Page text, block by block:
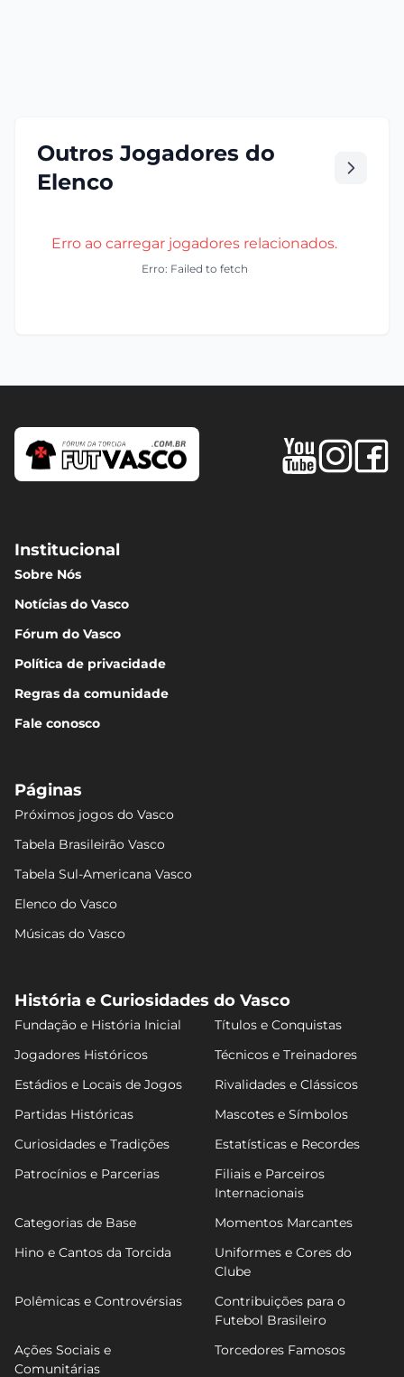
Outros Jogadores do
Elenco
Erro ao carregar jogadores relacionados.
Erro: Failed to fetch
Institucional
Sobre Nós
Notícias do Vasco
Fórum do Vasco
Política de privacidade
Regras da comunidade
Fale conosco
Páginas
Próximos jogos do Vasco
Tabela Brasileirão Vasco
Tabela Sul-Americana Vasco
Elenco do Vasco
Músicas do Vasco
História e Curiosidades do Vasco
Fundação e História Inicial
Títulos e Conquistas
Jogadores Históricos
Técnicos e Treinadores
Estádios e Locais de Jogos
Rivalidades e Clássicos
Partidas Históricas
Mascotes e Símbolos
Curiosidades e Tradições
Estatísticas e Recordes
Patrocínios e Parcerias
Filiais e Parceiros
Internacionais
Categorias de Base
Momentos Marcantes
Hino e Cantos da Torcida
Uniformes e Cores do
Clube
Polêmicas e Controvérsias
Contribuições para o
Futebol Brasileiro
Ações Sociais e
Comunitárias
Torcedores Famosos